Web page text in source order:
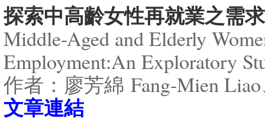
探索中高齡女性再就業之需求
Middle-Aged and Elderly
Employment:An Exploratory
作者：廖芳綿 Fang-Mien
​文章連結